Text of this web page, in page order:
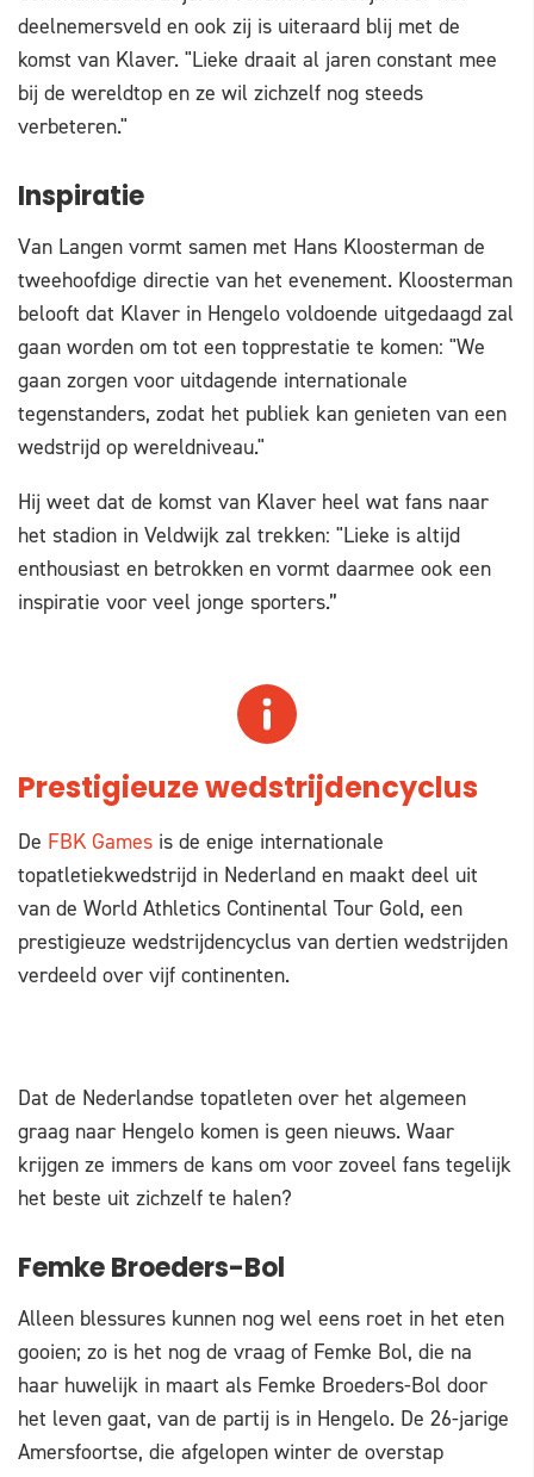
deelnemersveld en ook zij is uiteraard blij met de
komst van Klaver. "Lieke draait al jaren constant mee
bij de wereldtop en ze wil zichzelf nog steeds
verbeteren."
Inspiratie
Van Langen vormt samen met Hans Kloosterman de
tweehoofdige directie van het evenement. Kloosterman
belooft dat Klaver in Hengelo voldoende uitgedaagd zal
gaan worden om tot een topprestatie te komen: "We
gaan zorgen voor uitdagende internationale
tegenstanders, zodat het publiek kan genieten van een
wedstrijd op wereldniveau."
Hij weet dat de komst van Klaver heel wat fans naar
het stadion in Veldwijk zal trekken: "Lieke is altijd
enthousiast en betrokken en vormt daarmee ook een
inspiratie voor veel jonge sporters.”
Prestigieuze wedstrijdencyclus
De FBK Games is de enige internationale
topatletiekwedstrijd in Nederland en maakt deel uit
van de World Athletics Continental Tour Gold, een
prestigieuze wedstrijdencyclus van dertien wedstrijden
verdeeld over vijf continenten.
Dat de Nederlandse topatleten over het algemeen
graag naar Hengelo komen is geen nieuws. Waar
krijgen ze immers de kans om voor zoveel fans tegelijk
het beste uit zichzelf te halen?
Femke Broeders-Bol
Alleen blessures kunnen nog wel eens roet in het eten
gooien; zo is het nog de vraag of Femke Bol, die na
haar huwelijk in maart als Femke Broeders-Bol door
het leven gaat, van de partij is in Hengelo. De 26-jarige
Amersfoortse, die afgelopen winter de overstap